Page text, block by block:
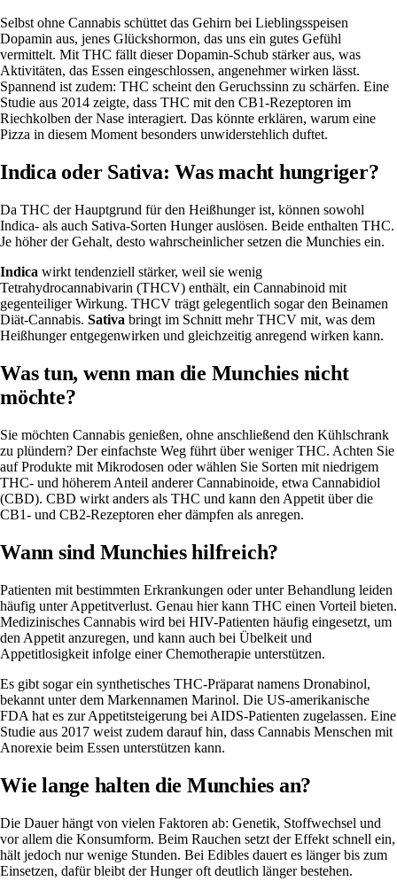
Selbst ohne Cannabis schüttet das Gehirn bei Lieblingsspeisen
Dopamin aus, jenes Glückshormon, das uns ein gutes Gefühl
vermittelt. Mit THC fällt dieser Dopamin-Schub stärker aus, was
Aktivitäten, das Essen eingeschlossen, angenehmerwirken lässt.
Spannend ist zudem: THC scheint den Geruchssinn zu schärfen. Eine
Studie aus 2014 zeigte, dass THC mit den CB1-Rezeptoren im
Riechkolben der Nase interagiert. Das könnte erklären, warum eine
Pizza in diesem Moment besonders unwiderstehlich duftet.
Indica oder Sativa: Was macht hungriger?
Da THC der Hauptgrund für den Heißhunger ist, können sowohl
Indica- als auch Sativa-Sorten Hunger auslösen. Beide enthalten THC.
Je höher der Gehalt, desto wahrscheinlicher setzen die Munchies ein.
Indica wirkt tendenziell stärker, weil sie wenig
Tetrahydrocannabivarin (THCV) enthält, ein Cannabinoid mit
gegenteiliger Wirkung. THCV trägt gelegentlich sogar den Beinamen
Diät-Cannabis. Sativa bringt im Schnitt mehr THCV mit, was dem
Heißhunger entgegenwirken und gleichzeitig anregend wirken kann.
Was tun, wenn man die Munchies nicht
möchte?
Sie möchten Cannabis genießen, ohne anschließend den Kühlschrank
zu plündern? Der einfachste Weg führt über weniger THC. Achten Sie
auf Produkte mit Mikrodosen oder wählen Sie Sorten mit niedrigem
THC- und höherem Anteil anderer Cannabinoide, etwa Cannabidiol
(CBD). CBD wirkt anders als THC und kann den Appetit über die
CB1- und CB2-Rezeptoren eher dämpfen als anregen.
Wann sind Munchies hilfreich?
Patienten mit bestimmten Erkrankungen oder unter Behandlung leiden
häufig unter Appetitverlust. Genau hier kann THC einen Vorteil bieten.
Medizinisches Cannabis wird bei HIV-Patienten häufig eingesetzt, um
den Appetit anzuregen, und kann auch bei Übelkeit und
Appetitlosigkeit infolge einerChemotherapie unterstützen.
Es gibt sogar ein synthetisches THC-Präparat namens Dronabinol,
bekannt unter dem Markennamen Marinol. Die US-amerikanische
FDA hat es zur Appetitsteigerung bei AIDS-Patienten zugelassen. Eine
Studie aus 2017 weist zudem darauf hin, dass Cannabis Menschen mit
Anorexie beim Essen unterstützen kann.
Wie lange halten die Munchies an?
Die Dauerhängt von vielen Faktoren ab: Genetik, Stoffwechsel und
vor allem die Konsumform. Beim Rauchen setzt der Effekt schnell ein,
hält jedoch nurwenige Stunden. Bei Edibles dauert es länger bis zum
Einsetzen, dafür bleibt der Hunger oft deutlich länger bestehen.